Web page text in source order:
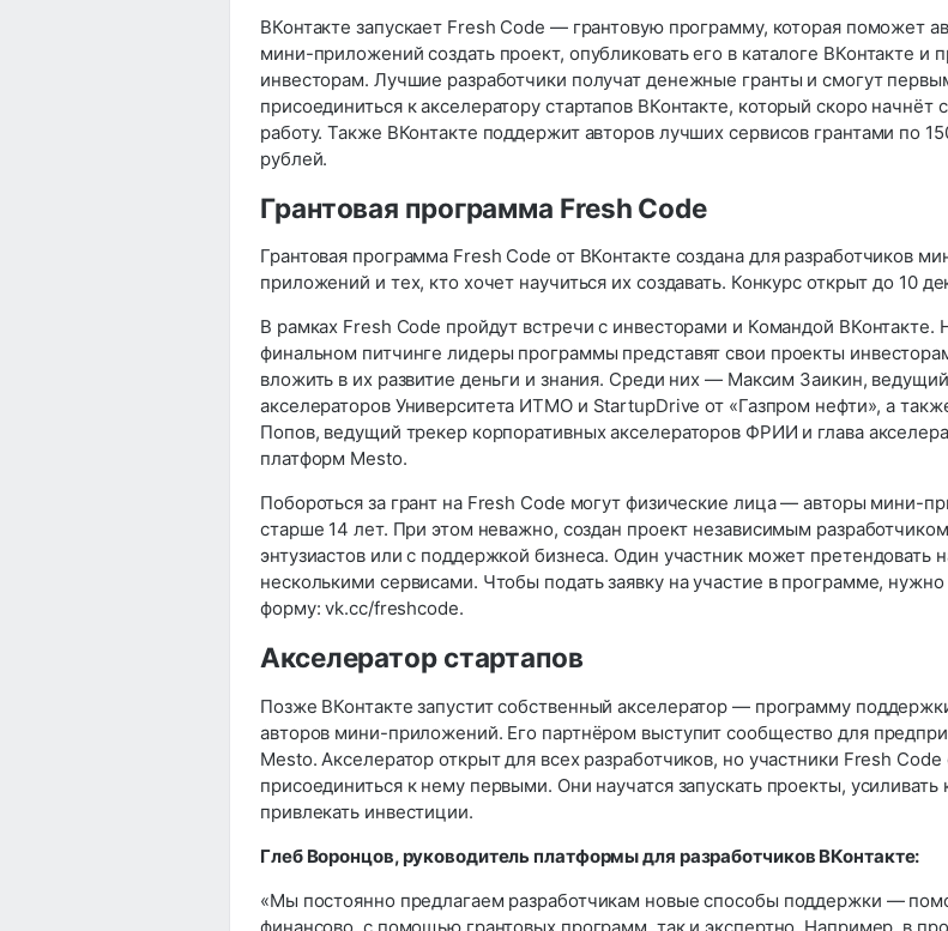
ВКонтакте запускает Fresh Code — грантовую программу, которая поможет
мини-приложений создать проект, опубликовать его в каталоге ВКонтакте и
инвесторам. Лучшие разработчики получат денежные гранты и смогут
присоединиться к акселератору стартапов ВКонтакте, который скоро начнёт
работу. Также ВКонтакте поддержит авторов лучших сервисов грантами по
рублей.
Грантовая программа Fresh Code
Грантовая программа Fresh Code от ВКонтакте создана для разработчиков
приложений и тех, кто хочет научиться их создавать. Конкурс открыт до 10
В рамках Fresh Code пройдут встречи с инвесторами и Командой ВКонтакте.
финальном питчинге лидеры программы представят свои проекты
вложить в их развитие деньги и знания. Среди них — Максим Заикин,
акселераторов Университета ИТМО и StartupDrive от «Газпром нефти», а
Попов, ведущий трекер корпоративных акселераторов ФРИИ и глава
платформ Mesto.
Побороться за грант на Fresh Code могут физические лица — авторы мини-
старше 14 лет. При этом неважно, создан проект независимым
энтузиастов или с поддержкой бизнеса. Один участник может претендовать
несколькими сервисами. Чтобы подать заявку на участие в программе, нужно
форму: vk.cc/freshcode.
Акселератор стартапов
Позже ВКонтакте запустит собственный акселератор — программу
авторов мини-приложений. Его партнёром выступит сообщество для
Mesto. Акселератор открыт для всех разработчиков, но участники Fresh Code
присоединиться к нему первыми. Они научатся запускать проекты, усиливать
привлекать инвестиции.
Глеб Воронцов, руководитель платформы для разработчиков ВКонтакте:
«Мы постоянно предлагаем разработчикам новые способы поддержки —
финансово, с помощью грантовых программ, так и экспертно. Например, в